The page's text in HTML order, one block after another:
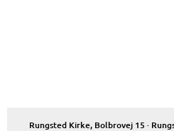
Rungsted Kirke, Bolbrovej 15 ·